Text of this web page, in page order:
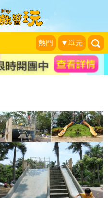
熱門 ▼單元
不停開發降落新